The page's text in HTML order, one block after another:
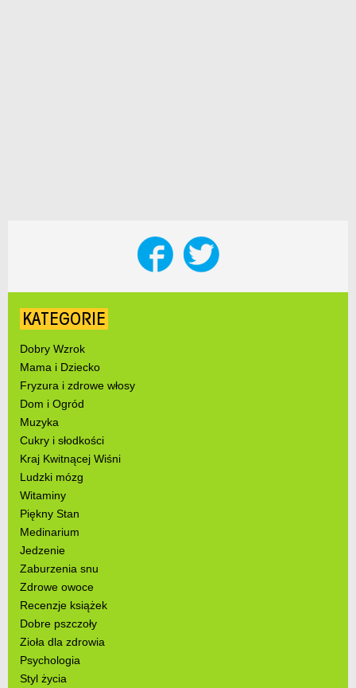
KATEGORIE
Dobry Wzrok
Mama i Dziecko
Fryzura i zdrowe włosy
Dom i Ogród
Muzyka
Cukry i słodkości
Kraj Kwitnącej Wiśni
Ludzki mózg
Witaminy
Piękny Stan
Medinarium
Jedzenie
Zaburzenia snu
Zdrowe owoce
Recenzje książek
Dobre pszczoły
Zioła dla zdrowia
Psychologia
Styl życia